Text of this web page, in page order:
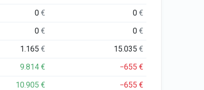
0€ 0€
0€ 0€
1.165€ 15.035€
9.814€ −655€
10.905€ −655€